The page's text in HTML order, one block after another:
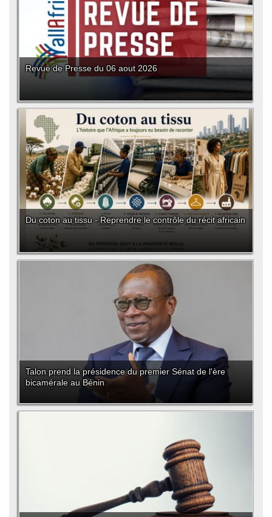
Revue de Presse du 06 aout 2026
Du coton au tissu - Reprendre le contrôle du récit africain
Talon prend la présidence du premier Sénat de l'ère
bicamérale au Bénin